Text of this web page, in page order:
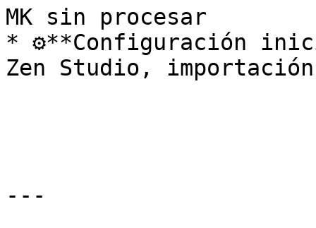
MK sin procesar
* ⚙**Configuración
Zen Studio,
---